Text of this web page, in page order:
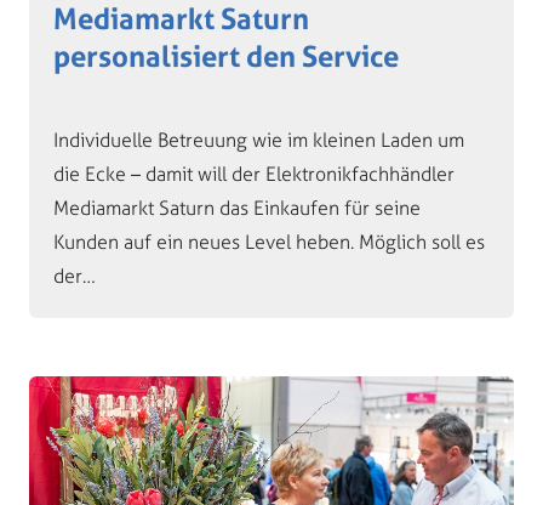
Mediamarkt Saturn
personalisiert den Service
Individuelle Betreuung wie im kleinen Laden um
die Ecke – damit will der Elektronikfachhändler
Mediamarkt Saturn das Einkaufen für seine
Kunden auf ein neues Level heben. Möglich soll es
der…